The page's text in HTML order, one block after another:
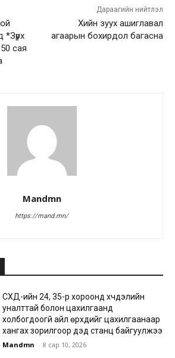
сая
Дараагийн нийтлэл
Хийн зуух ашиглавал
агаарын бохирдол багасна
Mandmn
https://mand.mn/
СХД-ийн 24, 35-р хороонд хүчдэлийн
уналттай болон цахилгаанд
холбогдоогүй айл өрхүүдийг цахилгаанаар
хангах зорилгоор дэд станц байгуулжээ
Mandmn - 8 сар 10, 2026